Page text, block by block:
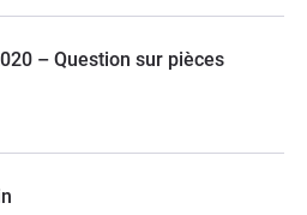
– Question sur pièces